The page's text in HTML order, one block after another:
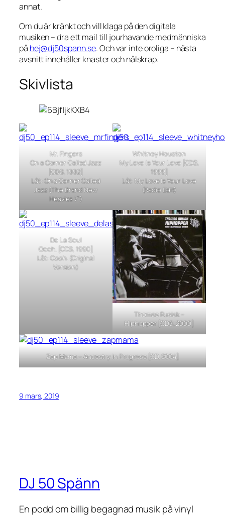
annat.
Om du är kränkt och vill klaga på den digitala
musiken – dra ett mail till jourhavande medmänniska
på hej@dj50spann.se. Och var inte oroliga – nästa
avsnitt innehåller knaster och nålskrap.
Skivlista
Mr. Fingers
On a Corner Called Jazz
[CDS, 1992]
Låt: On a Corner Called
Jazz (The Brand New
Heavies 7″)
Whitney Houston
My Love Is Your Love [CDS,
1999]
Låt: My Love Is Your Love
(Radio Edit)
De La Soul
Oooh. [CDS, 1990]
Låt: Oooh. (Original
Version)
Thomas Rusiak –
Hiphopper [CDS, 2000]
Zap Mama – Ancestry In Progress [CD, 2004]
9 mars, 2019
DJ 50 Spänn
En podd om billig begagnad musik på vinyl